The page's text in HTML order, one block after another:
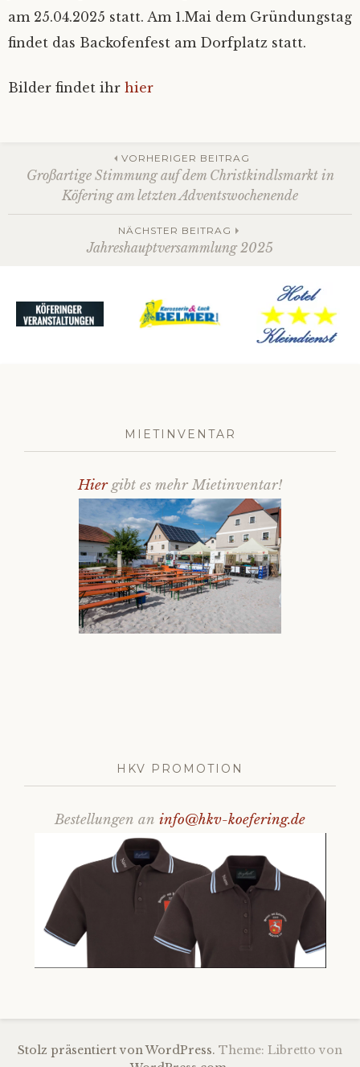
am 25.04.2025 statt. Am 1.Mai dem Gründungstag
findet das Backofenfest am Dorfplatz statt.
Bilder findet ihr hier
Beitrags-
Navigation
VORHERIGER BEITRAG
Großartige Stimmung auf dem Christkindlsmarkt in
Köfering am letzten Adventswochenende
NÄCHSTER BEITRAG
Jahreshauptversammlung 2025
MIETINVENTAR
Hiergibt es mehr Mietinventar!
HKV PROMOTION
Bestellungen an info@hkv-koefering.de
Stolz präsentiert von WordPress. Theme: Libretto von